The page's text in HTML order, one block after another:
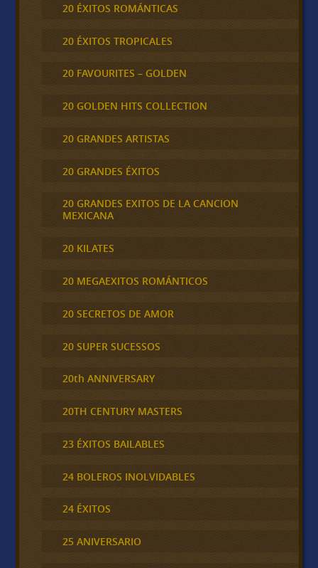
20 ÉXITOS ROMÁNTICAS
20 ÉXITOS TROPICALES
20 FAVOURITES – GOLDEN
20 GOLDEN HITS COLLECTION
20 GRANDES ARTISTAS
20 GRANDES ÉXITOS
20 GRANDES EXITOS DE LA CANCION
MEXICANA
20 KILATES
20 MEGAEXITOS ROMÁNTICOS
20 SECRETOS DE AMOR
20 SUPER SUCESSOS
20th ANNIVERSARY
20TH CENTURY MASTERS
23 ÉXITOS BAILABLES
24 BOLEROS INOLVIDABLES
24 ÉXITOS
25 ANIVERSARIO